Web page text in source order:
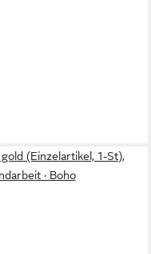
(Einzelartikel, 1-St),
· Boho